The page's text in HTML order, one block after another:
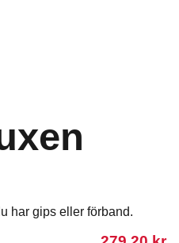
har gips eller förband.